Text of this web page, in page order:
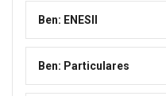
Ben: ENESII
Ben: Particulares